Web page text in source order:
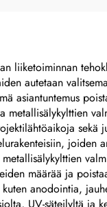
liiketoiminnan
autetaan
asiantuntemus
metallisälykylttien
sekä
joiden
määrää ja
anodointia,